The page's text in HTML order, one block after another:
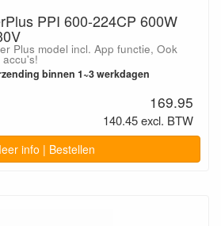
PPI 600-224CP 600W
Plus model incl. App functie, Ook
binnen 1~3 werkdagen
169.95
140.45 excl. BTW
info | Bestellen